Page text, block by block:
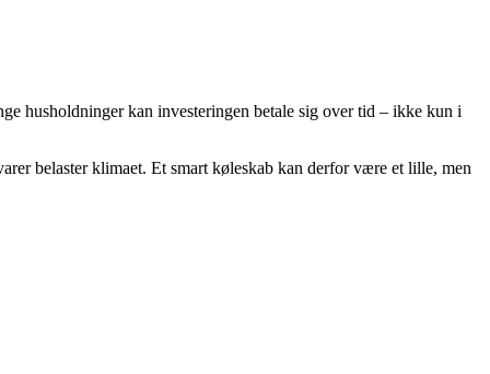
husholdninger kan investeringen betale sig over tid – ikke kun i
belaster klimaet. Et smart køleskab kan derfor være et lille, men